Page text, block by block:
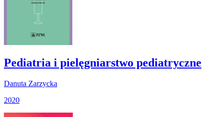
Pediatria i pielęgniarstwo pediatryczne
Danuta Zarzycka
2020